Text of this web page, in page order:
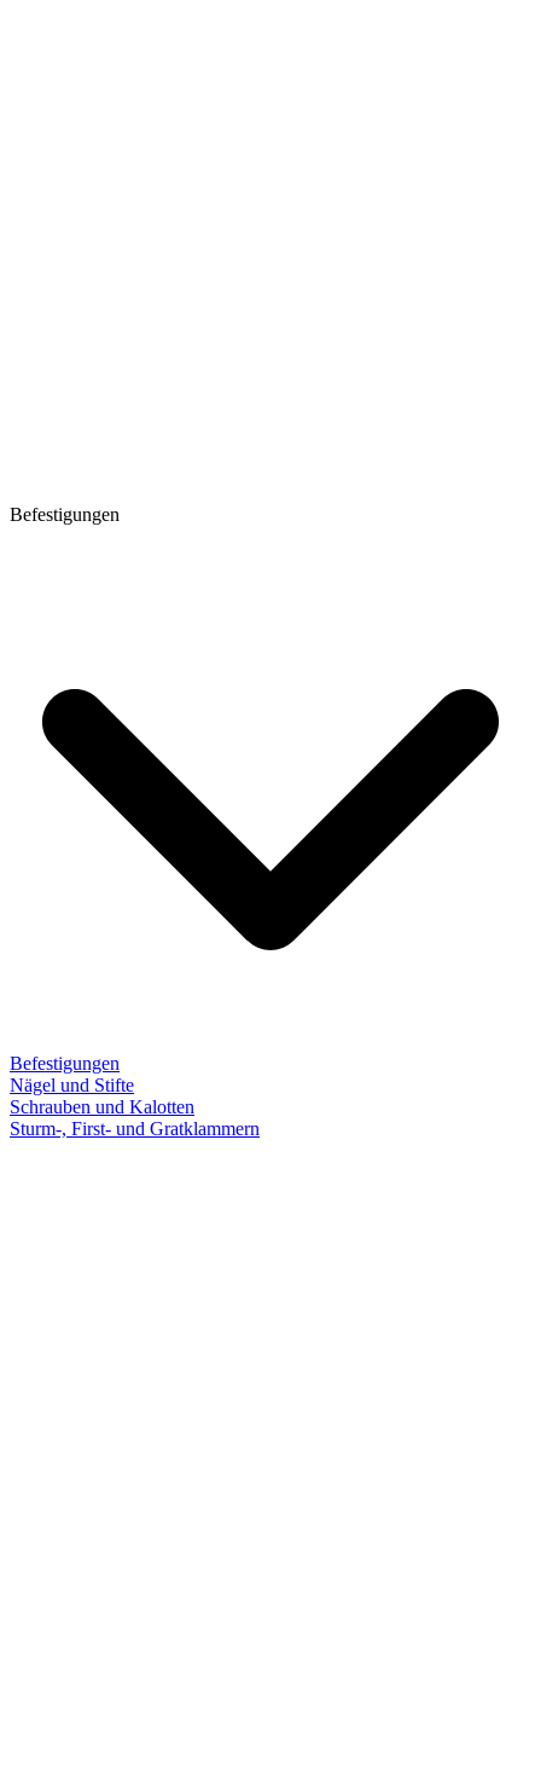
Befestigungen
Befestigungen
Nägel und Stifte
Schrauben und Kalotten
Sturm-, First- und Gratklammern